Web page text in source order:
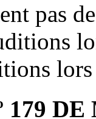
pas
179